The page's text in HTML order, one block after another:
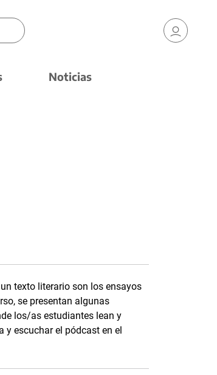
Noticias
texto literario son los ensayos
se presentan algunas
los/as estudiantes lean y
y escuchar el pódcast en el